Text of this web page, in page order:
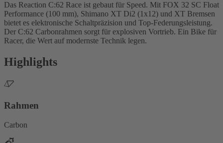
Das Reaction C:62 Race ist gebaut für Speed. Mit FOX 32 SC Float
Performance (100 mm), Shimano XT Di2 (1x12) und XT Bremsen
bietet es elektronische Schaltpräzision und Top-Federungsleistung.
Der C:62 Carbonrahmen sorgt für explosiven Vortrieb. Ein Bike für
Racer, die Wert auf modernste Technik legen.
Highlights
Rahmen
Carbon